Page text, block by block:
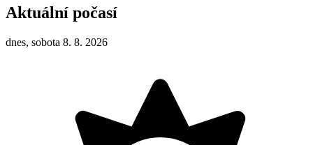
Aktuální počasí
dnes, sobota 8. 8. 2026